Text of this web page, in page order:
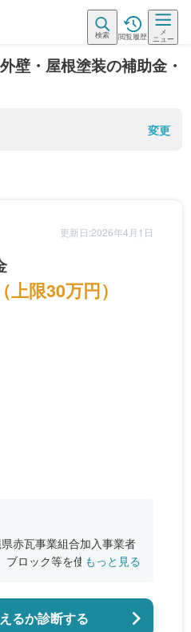
検索 閲覧履歴
メ
ニュー
壁・屋根塗装の補助金・
変更
更新日:2026年4月1日
限30万円）
赤瓦事業組合加入事業者
ブロック等を使用した工
もっと見る
るか診断する